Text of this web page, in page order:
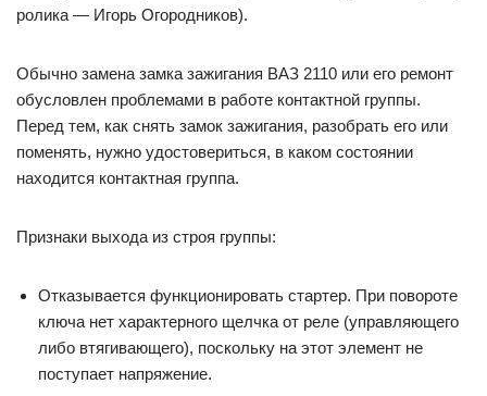
ролика — Игорь Огородников).
Обычно замена замка зажигания ВАЗ 2110 или его ремонт
обусловлен проблемами в работе контактной группы.
Перед тем, как снять замок зажигания, разобрать его или
поменять, нужно удостовериться, в каком состоянии
находится контактная группа.
Признаки выхода из строя группы:
Отказывается функционировать стартер. При повороте
ключа нет характерного щелчка от реле (управляющего
либо втягивающего), поскольку на этот элемент не
поступает напряжение.